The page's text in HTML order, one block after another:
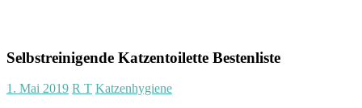
Selbstreinigende Katzentoilette Bestenliste
1. Mai 2019 R T Katzenhygiene